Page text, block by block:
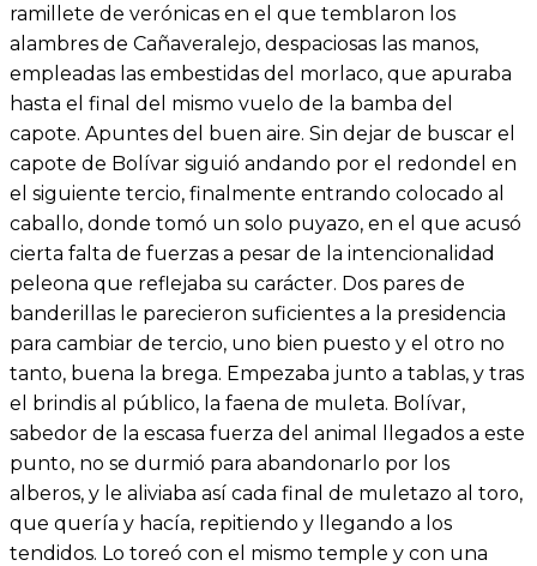
ramillete de verónicas en el que temblaron los
alambres de Cañaveralejo, despaciosas las manos,
empleadas las embestidas del morlaco, que apuraba
hasta el final del mismo vuelo de la bamba del
capote. Apuntes del buen aire. Sin dejar de buscar el
capote de Bolívar siguió andando por el redondel en
el siguiente tercio, finalmente entrando colocado al
caballo, donde tomó un solo puyazo, en el que acusó
cierta falta de fuerzas a pesar de la intencionalidad
peleona que reflejaba su carácter. Dos pares de
banderillas le parecieron suficientes a la presidencia
para cambiar de tercio, uno bien puesto y el otro no
tanto, buena la brega. Empezaba junto a tablas, y tras
el brindis al público, la faena de muleta. Bolívar,
sabedor de la escasa fuerza del animal llegados a este
punto, no se durmió para abandonarlo por los
alberos, y le aliviaba así cada final de muletazo al toro,
que quería y hacía, repitiendo y llegando a los
tendidos. Lo toreó con el mismo temple y con una